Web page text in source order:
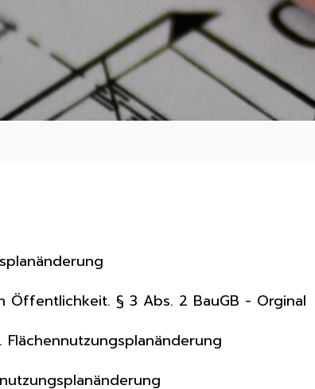
Öffentlichkeit. § 3 Abs. 2 BauGB - Orginal